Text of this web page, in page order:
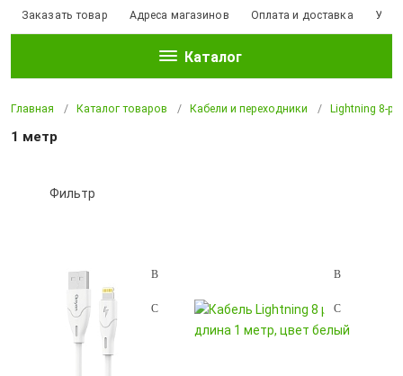
Заказать товар Адреса магазинов Оплата и доставка
Каталог
Главная Каталог товаров Кабели и переходники Lightning 8-pin
1 метр
Фильтр
Розничная цена